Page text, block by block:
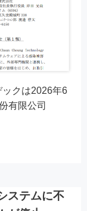
クは2026年6
有限公司
ステムに不